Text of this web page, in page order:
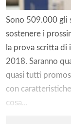
Sono 509.000 gli
sostenere i
la prova scritta di
2018. Saranno
quasi tutti
con
cosa...